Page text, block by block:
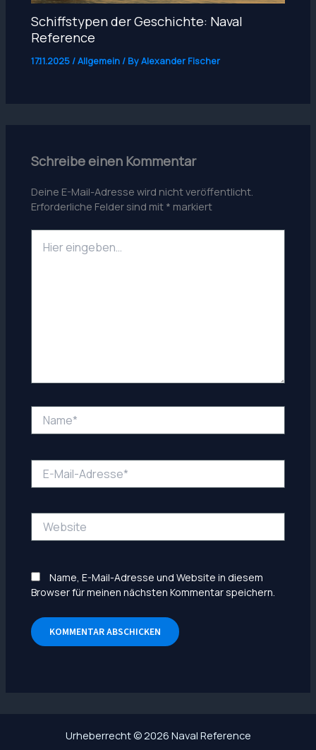
Schiffstypen der Geschichte: Naval
Reference
17.11.2025/Allgemein/ ByAlexander Fischer
Schreibe einen Kommentar
Deine E-Mail-Adresse wird nicht veröffentlicht.
Erforderliche Felder sind mit * markiert
eingeben…
Mail-
Name, E-Mail-Adresse und Website in diesem
Browser für meinen nächsten Kommentar speichern.
Urheberrecht © 2026 Naval Reference